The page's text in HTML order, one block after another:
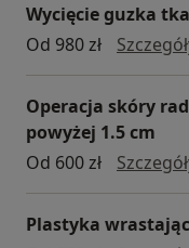
Wycięcie guzka
Od 980 zł
Operacja skóry
powyżej 1.5 cm
Od 600 zł
Plastyka